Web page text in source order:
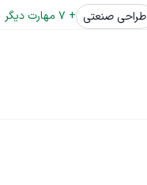
طراحی صنعتی +
7 مهارت دیگر